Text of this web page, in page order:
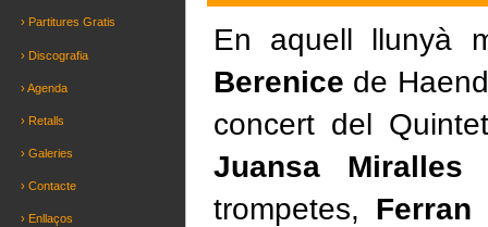
› Partitures Gratis
› Discografia
› Agenda
› Retalls
› Galeries
› Contacte
› Enllaços
En aquell llunyà
Berenice de
concert del
Juansa Miralles
trompetes, Ferran